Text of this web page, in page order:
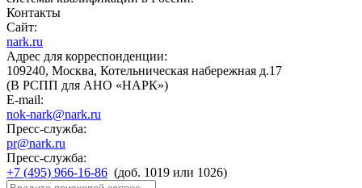
Контакты
Сайт:
nark.ru
Адрес для корреспонденции:
109240, Москва, Котельническая набережная д.17
(В РСПП для АНО «НАРК»)
E-mail:
nok-nark@nark.ru
Пресс-служба:
pr@nark.ru
Пресс-служба:
+7 (495) 966-16-86 (доб. 1019 или 1026)